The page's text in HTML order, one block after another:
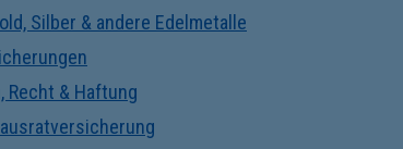
Silber & andere Edelmetalle
Recht & Haftung